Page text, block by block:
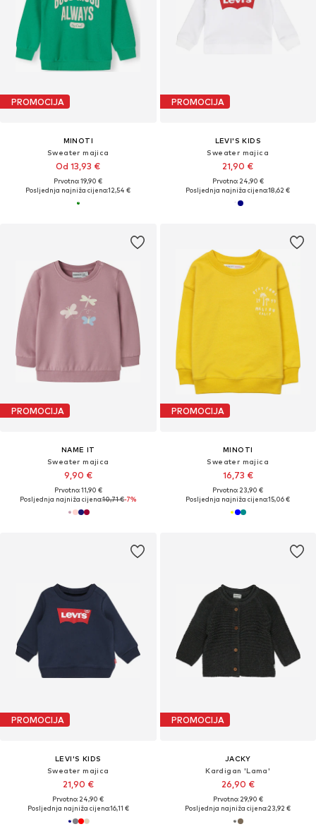
PROMOCIJA
MINOTI
Sweater majica
Od 13,93 €
Prvotno: 19,90 €
Posljednja najniža cijena:12,54 €
PROMOCIJA
LEVI'S KIDS
Sweater majica
21,90 €
Prvotno: 24,90 €
Posljednja najniža cijena:18,62 €
PROMOCIJA
NAME IT
Sweater majica
9,90 €
Prvotno: 11,90 €
Posljednja najniža cijena:10,71 €-7%
PROMOCIJA
MINOTI
Sweater majica
16,73 €
Prvotno: 23,90 €
Posljednja najniža cijena:15,06 €
PROMOCIJA
LEVI'S KIDS
Sweater majica
21,90 €
Prvotno: 24,90 €
Posljednja najniža cijena:16,11 €
PROMOCIJA
JACKY
Kardigan 'Lama'
26,90 €
Prvotno: 29,90 €
Posljednja najniža cijena:23,92 €